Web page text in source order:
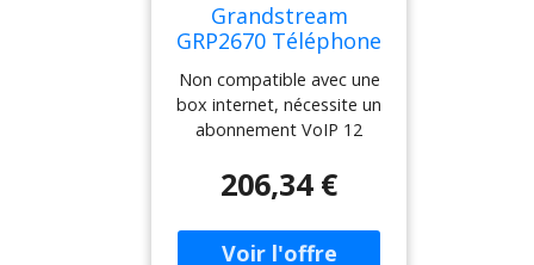
Grandstream
GRP2670 Téléphone
IP professionnel
avec connectivité
WiFi, pouvant gérer
jusqu'à 6 comptes
Non compatible avec une
box internet, nécessite un
abonnement VoIP 12
Écran tactile de 7 pouces
Haut-parleur full-duplex
avec audio HD Ports
Ethernet 2 Gb, PoE
206,34 €